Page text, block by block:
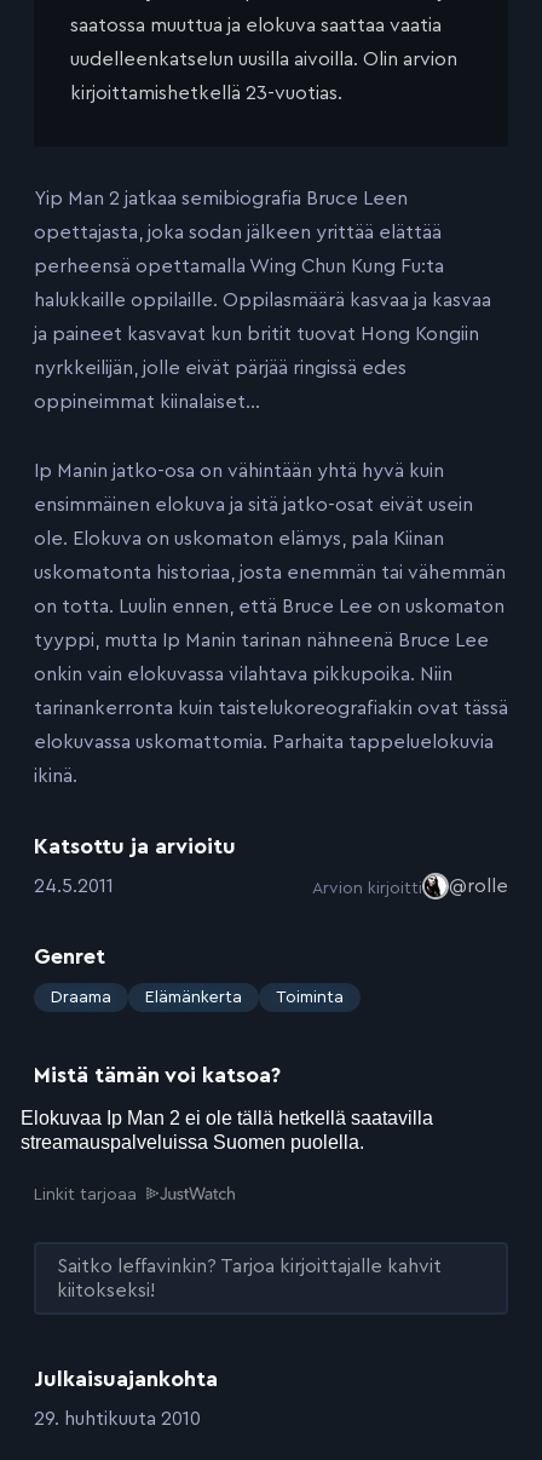
Julkaisuajankohta
:29. huhtikuuta 2010
saatossa muuttua ja elokuva saattaa vaatia
uudelleenkatselun uusilla aivoilla. Olin arvion
kirjoittamishetkellä 23-vuotias.
Yip Man 2 jatkaa semibiografia Bruce Leen
opettajasta, joka sodan jälkeen yrittää elättää
perheensä opettamalla Wing Chun Kung Fu:ta
halukkaille oppilaille. Oppilasmäärä kasvaa ja kasvaa
ja paineet kasvavat kun britit tuovat Hong Kongiin
nyrkkeilijän, jolle eivät pärjää ringissä edes
oppineimmat kiinalaiset…
Ip Manin jatko-osa on vähintään yhtä hyvä kuin
ensimmäinen elokuva ja sitä jatko-osat eivät usein
ole. Elokuva on uskomaton elämys, pala Kiinan
uskomatonta historiaa, josta enemmän tai vähemmän
on totta. Luulin ennen, että Bruce Lee on uskomaton
tyyppi, mutta Ip Manin tarinan nähneenä Bruce Lee
onkin vain elokuvassa vilahtava pikkupoika. Niin
tarinankerronta kuin taistelukoreografiakin ovat tässä
elokuvassa uskomattomia. Parhaita tappeluelokuvia
ikinä.
Katsottu ja arvioitu
:24.5.2011 Arvion kirjoitti @rolle
Genret
: Draama Elämänkerta Toiminta
Mistä tämän voi katsoa?
Linkit tarjoaa
Saitko leffavinkin? Tarjoa kirjoittajalle kahvit
kiitokseksi!